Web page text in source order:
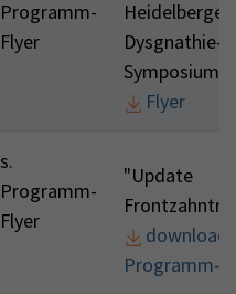
Programm-
Flyer
Heidelberger
Dysgnathie-
Symposium
Flyer
s.
Programm-
Flyer
"Update
download
Programm-